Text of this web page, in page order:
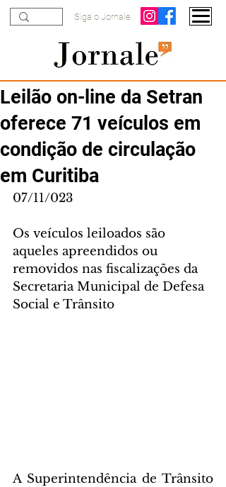
Siga o Jornale
Leilão on-line da Setran
oferece 71 veículos em
condição de circulação
em Curitiba
07/11/023
Os veículos leiloados são
aqueles apreendidos ou
removidos nas fiscalizações da
Secretaria Municipal de Defesa
Social e Trânsito
A Superintendência de Trânsito